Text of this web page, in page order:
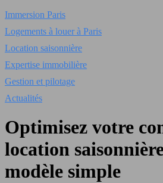
Immersion Paris
Logements à louer à Paris
Location saisonnière
Expertise immobilière
Gestion et pilotage
Actualités
Optimisez votre
location
modèle simple